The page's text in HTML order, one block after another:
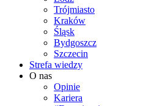
Trójmiasto
Kraków
Śląsk
Bydgoszcz
Szczecin
Strefa wiedzy
O nas
Opinie
Kariera